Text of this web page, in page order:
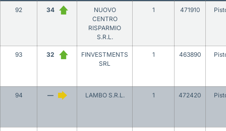
92 34
NUOVO
CENTRO
RISPARMIO
S.R.L.
1 471910
93 32
FINVESTMENTS
SRL
1 463890
94 — LAMBO S.R.L. 1 472420